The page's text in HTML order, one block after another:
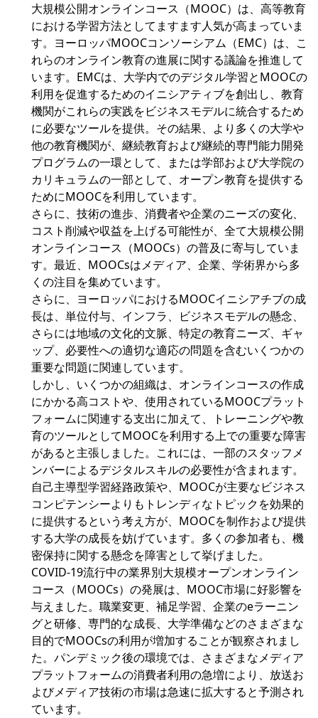
大規模公開オンラインコース（MOOC）は、高等教育
における学習方法としてますます人気が高まっていま
す。ヨーロッパMOOCコンソーシアム（EMC）は、こ
れらのオンライン教育の進展に関する議論を推進して
います。EMCは、大学内でのデジタル学習とMOOCの
利用を促進するためのイニシアティブを創出し、教育
機関がこれらの実践をビジネスモデルに統合するため
に必要なツールを提供。その結果、より多くの大学や
他の教育機関が、継続教育および継続的専門能力開発
プログラムの一環として、または学部および大学院の
カリキュラムの一部として、オープン教育を提供する
ためにMOOCを利用しています。
さらに、技術の進歩、消費者や企業のニーズの変化、
コスト削減や収益を上げる可能性が、全て大規模公開
オンラインコース（MOOCs）の普及に寄与していま
す。最近、MOOCsはメディア、企業、学術界から多
くの注目を集めています。
さらに、ヨーロッパにおけるMOOCイニシアチブの成
長は、単位付与、インフラ、ビジネスモデルの懸念、
さらには地域の文化的文脈、特定の教育ニーズ、ギャ
ップ、必要性への適切な適応の問題を含むいくつかの
重要な問題に関連しています。
しかし、いくつかの組織は、オンラインコースの作成
にかかる高コストや、使用されているMOOCプラット
フォームに関連する支出に加えて、トレーニングや教
育のツールとしてMOOCを利用する上での重要な障害
があると主張しました。これには、一部のスタッフメ
ンバーによるデジタルスキルの必要性が含まれます。
自己主導型学習経路政策や、MOOCが主要なビジネス
コンピテンシーよりもトレンディなトピックを効果的
に提供するという考え方が、MOOCを制作および提供
する大学の成長を妨げています。多くの参加者も、機
密保持に関する懸念を障害として挙げました。
COVID-19流行中の業界別大規模オープンオンライン
コース（MOOCs）の発展は、MOOC市場に好影響を
与えました。職業変更、補足学習、企業のeラーニン
グと研修、専門的な成長、大学準備などのさまざまな
目的でMOOCsの利用が増加することが観察されまし
た。パンデミック後の環境では、さまざまなメディア
プラットフォームの消費者利用の急増により、放送お
よびメディア技術の市場は急速に拡大すると予測され
ています。